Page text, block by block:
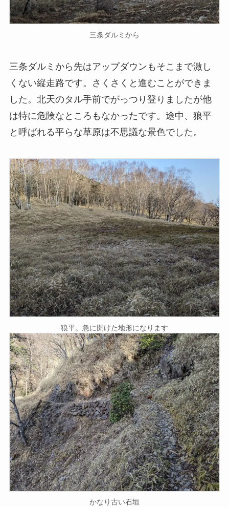
三条ダルミから
三条ダルミから先はアップダウンもそこまで激し
くない縦走路です。さくさくと進むことができま
した。北天のタル手前でがっつり登りましたが他
は特に危険なところもなかったです。途中、狼平
と呼ばれる平らな草原は不思議な景色でした。
狼平。急に開けた地形になります
かなり古い石垣